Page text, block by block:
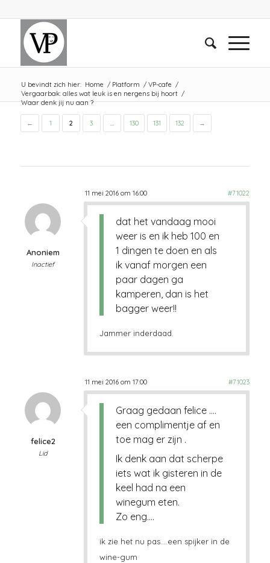
U bevindt zich hier: Home / Platform / VP-cafe /
Vergaarbak: alles wat leuk is en nergens bij hoort /
Waar denk jij nu aan ?
← 1 2 3 … 130 131 132 →
11 mei 2016 om 16:00 #71022
Anoniem
Inactief
dat het vandaag mooi
weer is en ik heb 100 en
1 dingen te doen en als
ik vanaf morgen een
paar dagen ga
kamperen, dan is het
bagger weer!!
Jammer inderdaad.
11 mei 2016 om 17:00 #71023
felice2
Lid
Graag gedaan felice ….
een complimentje af en
toe mag er zijn .
Ik denk aan dat scherpe
iets wat ik gisteren in de
keel had na een
winegum eten.
Zo eng….
ik zie het nu pas….een spijker in de
wine-gum